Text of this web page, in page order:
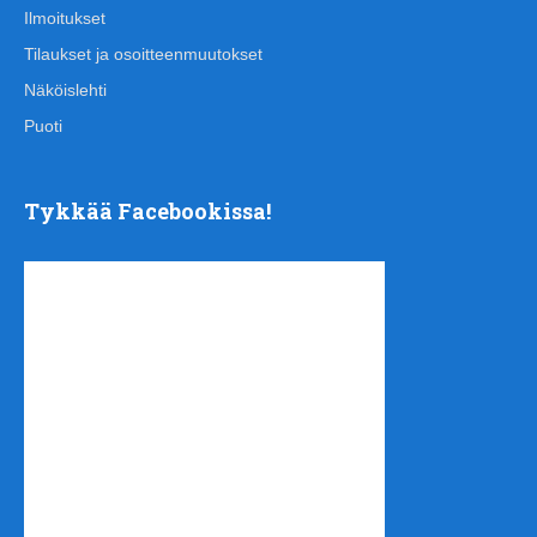
Ilmoitukset
Tilaukset ja osoitteenmuutokset
Näköislehti
Puoti
Tykkää Facebookissa!